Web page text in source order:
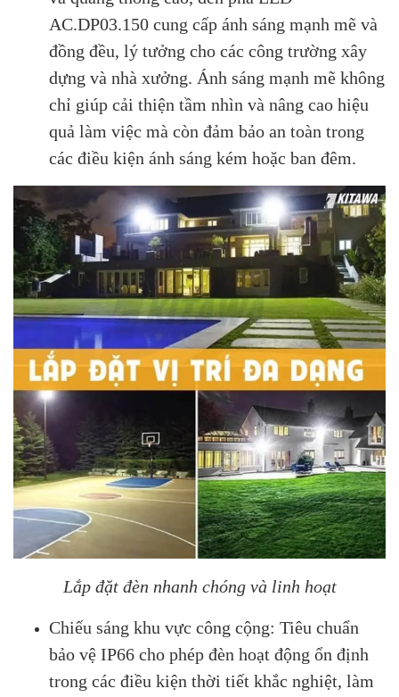
AC.DP03.150 cung cấp ánh sáng mạnh mẽ và
đồng đều, lý tưởng cho các công trường xây
dựng và nhà xưởng. Ánh sáng mạnh mẽ không
chỉ giúp cải thiện tầm nhìn và nâng cao hiệu
quả làm việc mà còn đảm bảo an toàn trong
các điều kiện ánh sáng kém hoặc ban đêm.
Lắp đặt đèn nhanh chóng và linh hoạt
Chiếu sáng khu vực công cộng: Tiêu chuẩn
bảo vệ IP66 cho phép đèn hoạt động ổn định
trong các điều kiện thời tiết khắc nghiệt, làm